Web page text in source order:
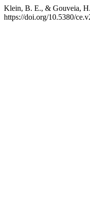
Klein, B. E., & Gouveia,
https://doi.org/10.5380/